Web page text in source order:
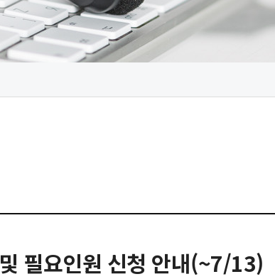
발간물 구매 안내
배너 광고 안내
필요인원 신청 안내(~7/13)